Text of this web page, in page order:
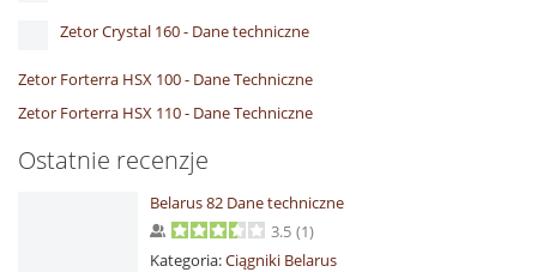
Zetor Crystal 160 - Dane techniczne
Zetor Forterra HSX 100 - Dane Techniczne
Zetor Forterra HSX 110 - Dane Techniczne
Ostatnie recenzje
Belarus 82 Dane techniczne
3.5 (1)
Kategoria:Ciągniki Belarus